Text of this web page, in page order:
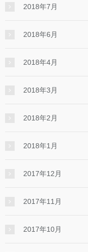
2018年7月
2018年6月
2018年4月
2018年3月
2018年2月
2018年1月
2017年12月
2017年11月
2017年10月